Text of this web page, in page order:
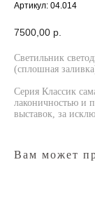
Артикул: 04.014
7500,00 р.
Светильник
(cплошная
Серия Классик
лаконичностью и
выставок, за
Вам может